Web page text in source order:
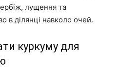
лущення та
в ділянці навколо очей.
куркуму для